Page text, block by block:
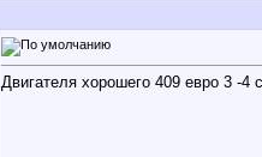
Двигателя хорошего 409 евро 3 -4